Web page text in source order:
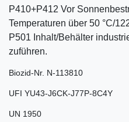
P410+P412 Vor
Temperaturen über 50 °C/
P501 Inhalt/Behälter
zuführen.
Biozid-Nr. N-113810
UFI YU43-J6CK-J77P-8C4Y
UN 1950